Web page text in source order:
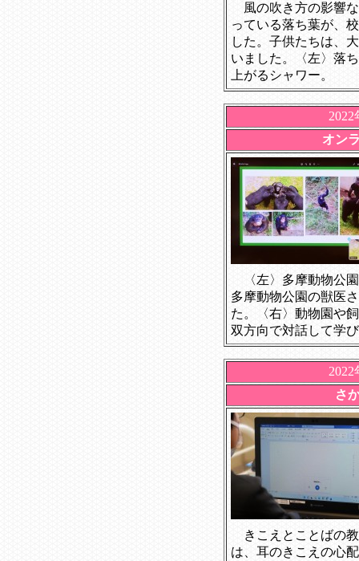
風の吹き方の影響
っている落ち葉が、
した。子供たちは、
いました。〈左〉落
上がるシャワー。
オン
〈左〉多摩動物公
多摩動物公園の獣医
た。〈右〉動物園や
双方向で対話して学
さ
きこえとことばの
は、耳のきこえの心